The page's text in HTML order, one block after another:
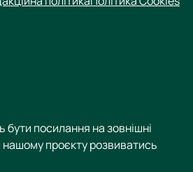
посилання на зовнішні
проєкту розвиватись